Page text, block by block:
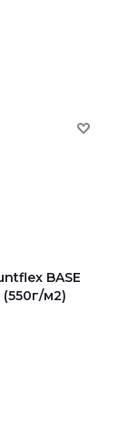
BASE
м2)